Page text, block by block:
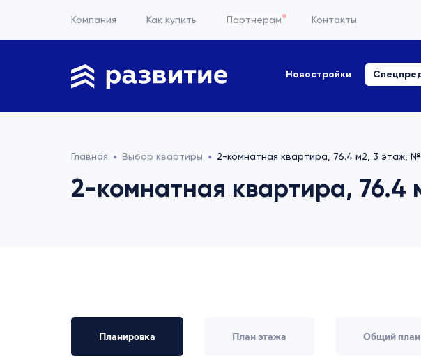
Компания Как купить Партнерам Контакты
Новостройки
Главная Выбор квартиры 2-комнатная квартира, 76.4 м2, 3 этаж, №
2-комнатная квартира, 76.4
Планировка План этажа Общий план